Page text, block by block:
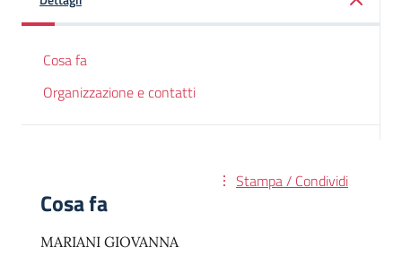
Cosa fa
Organizzazione e contatti
Stampa / Condividi
Cosa fa
MARIANI GIOVANNA